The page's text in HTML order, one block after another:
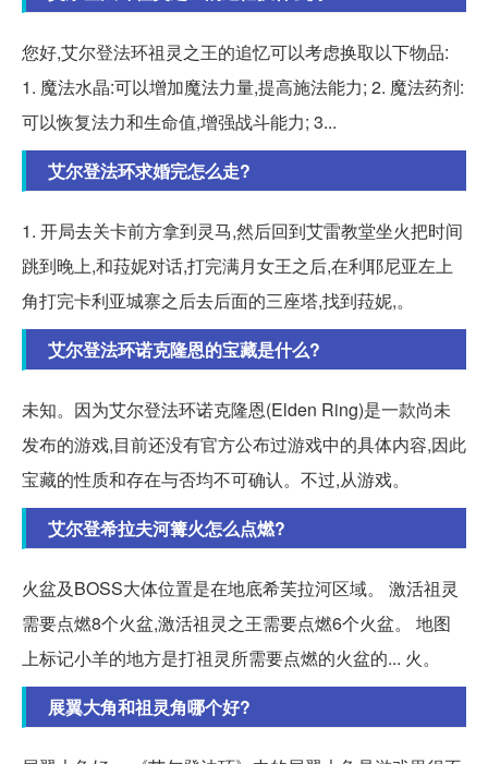
您好,艾尔登法环祖灵之王的追忆可以考虑换取以下物品:
1. 魔法水晶:可以增加魔法力量,提高施法能力; 2. 魔法药剂:
可以恢复法力和生命值,增强战斗能力; 3...
艾尔登法环求婚完怎么走?
1. 开局去关卡前方拿到灵马,然后回到艾雷教堂坐火把时间
跳到晚上,和菈妮对话,打完满月女王之后,在利耶尼亚左上
角打完卡利亚城寨之后去后面的三座塔,找到菈妮,。
艾尔登法环诺克隆恩的宝藏是什么?
未知。因为艾尔登法环诺克隆恩(Elden Ring)是一款尚未
发布的游戏,目前还没有官方公布过游戏中的具体内容,因此
宝藏的性质和存在与否均不可确认。不过,从游戏。
艾尔登希拉夫河篝火怎么点燃?
火盆及BOSS大体位置是在地底希芙拉河区域。 激活祖灵
需要点燃8个火盆,激活祖灵之王需要点燃6个火盆。 地图
上标记小羊的地方是打祖灵所需要点燃的火盆的... 火。
展翼大角和祖灵角哪个好?